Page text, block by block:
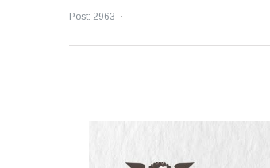
Post: 2963